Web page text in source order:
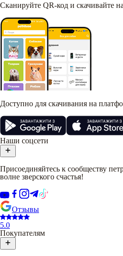
Сканируйте QR-код и скачивайте
Доступно для скачивания на
Наши соцсети
Присоединяйтесь к сообществу
волне зверского счастья!
Отзывы
5.0
Покупателям